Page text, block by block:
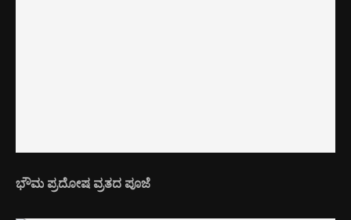
ಭೌಮ ಪ್ರದೋಷ ವ್ರತದ ಪೂಜೆ